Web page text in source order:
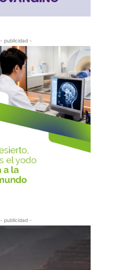
- publicidad -
- publicidad -